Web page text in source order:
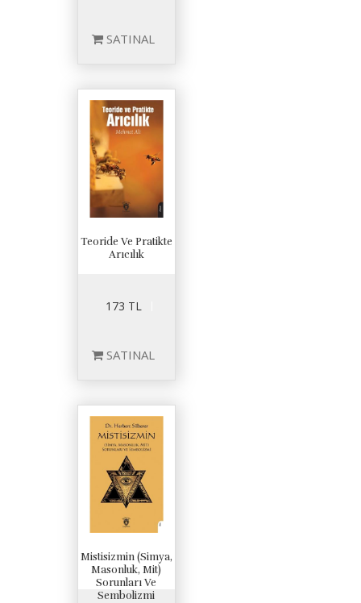
SATINAL
Teoride Ve Pratikte
Arıcılık
173 TL
SATINAL
Mistisizmin (Simya,
Masonluk, Mit)
Sorunları Ve
Sembolizmi